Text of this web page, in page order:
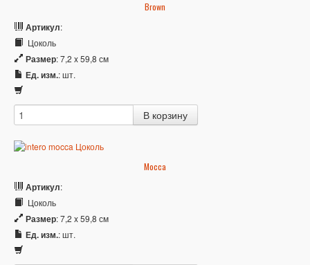
Brown
Артикул:
Цоколь
Размер: 7,2 x 59,8 см
Ед. изм.: шт.
Mocca
Артикул:
Цоколь
Размер: 7,2 x 59,8 см
Ед. изм.: шт.